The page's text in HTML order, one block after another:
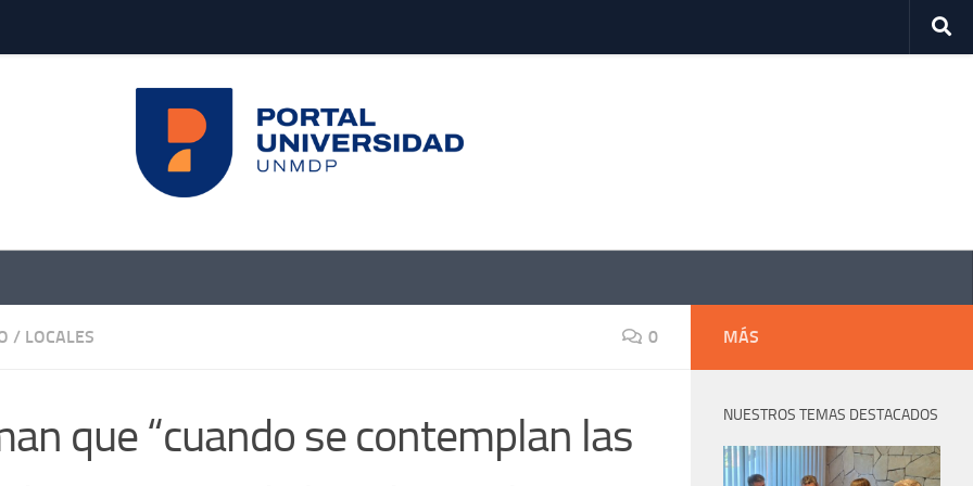
/ LOCALES 0
que “cuando se contemplan las
MÁS
NUESTROS TEMAS DESTACADOS